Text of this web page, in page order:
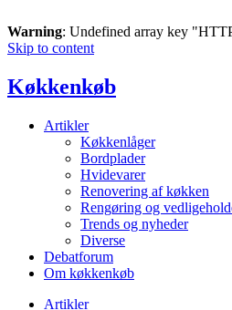
Warning: Undefined array key
Skip to content
Køkkenkøb
Artikler
Køkkenlåger
Bordplader
Hvidevarer
Renovering af køkken
Rengøring og
Trends og nyheder
Diverse
Debatforum
Om køkkenkøb
Artikler